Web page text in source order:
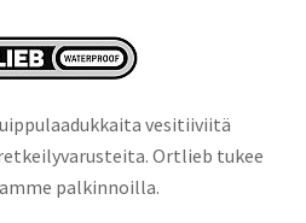
vesitiiviitä
Ortlieb tukee
palkinnoilla.